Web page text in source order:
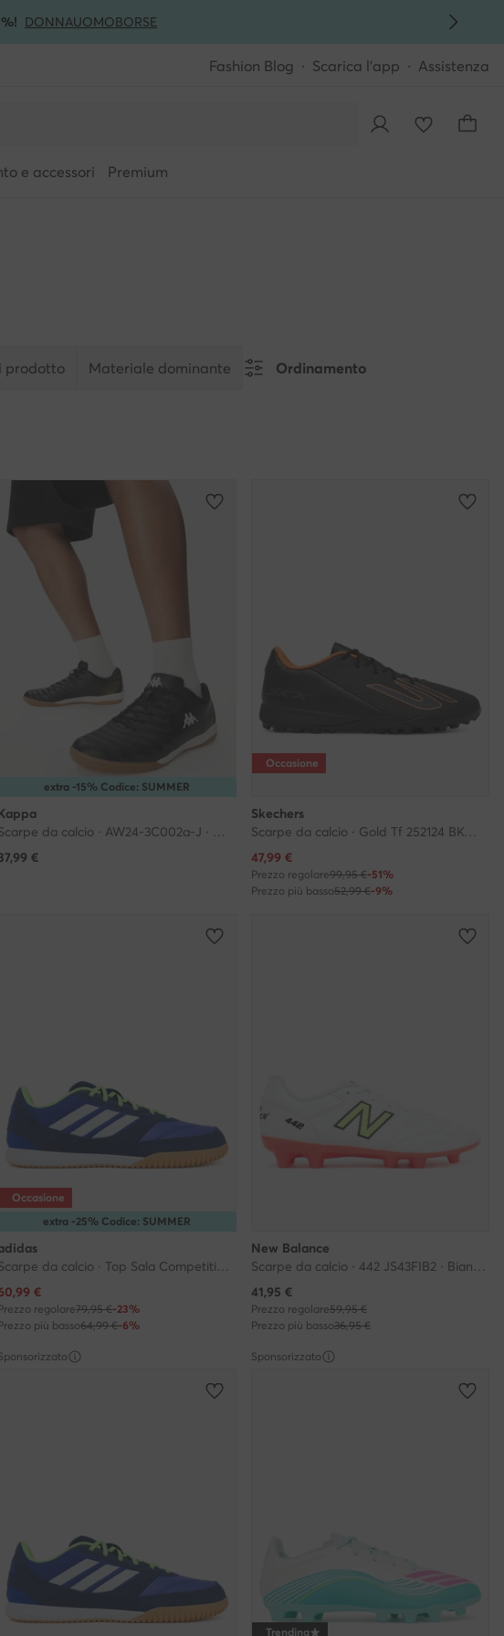
DONNAUOMOBORSE
Fashion Blog Scarica l'app Assistenza
e accessori Premium
prodotto Materiale dominante Ordinamento
extra -15% Codice: SUMMER
Scarpe da calcio · AW24-3C002a-J · Nero
€
Occasione
Skechers
Scarpe da calcio · Gold Tf 252124 BKOR · Nero
Prezzo attuale
47,99 €
Prezzo regolare99,95 €-51%
Prezzo più basso52,99 €-9%
extra -25% Codice: SUMMER
Occasione
Scarpe da calcio · Top Sala Competition 2 JS0653 · Blu
attuale
€
regolare79,95 €-23%
più basso64,99 €-6%
New Balance
Scarpe da calcio · 442 JS43FIB2 · Bianco
Prezzo attuale
41,95 €
Prezzo regolare59,95 €
Prezzo più basso36,95 €
Sponsorizzato
Trending